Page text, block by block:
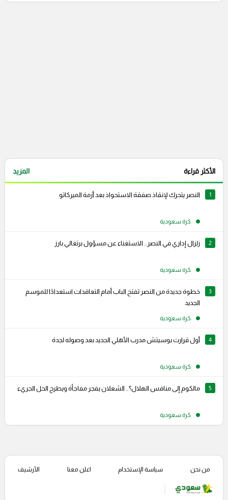
الأكثر قراءة المزيد
1 النصر يتحرك لإنقاذ صفقة الاستحواذ بعد أزمة الميركاتو
كرة سعودية
2 زلزال إداري في النصر.. الاستغناء عن مسؤول برتغالي بارز
كرة سعودية
3
خطوة جديدة من النصر تفتح الباب أمام التعاقدات استعدادًا للموسم
الجديد
كرة سعودية
4 أول قرارت بوسيتش مدرب الأهلي الجديد بعد وصوله لجدة
كرة سعودية
5 مالكوم إلى منافس الهلال؟.. الشعلان يفجر مفاجأة ويطرح الحل الجريء
كرة سعودية
من نحن سياسة الإستخدام اعلن معنا الأرشيف